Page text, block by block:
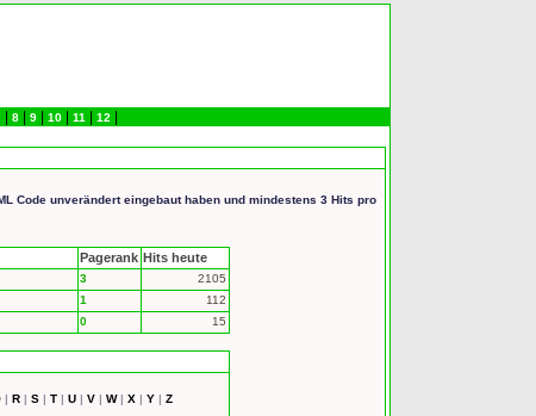
8 9 10 11 12
Code unverändert eingebaut haben und mindestens 3 Hits pro
Pagerank Hits heute
3
2105
1
112
0 15
| R| S| T| U| V| W| X| Y| Z